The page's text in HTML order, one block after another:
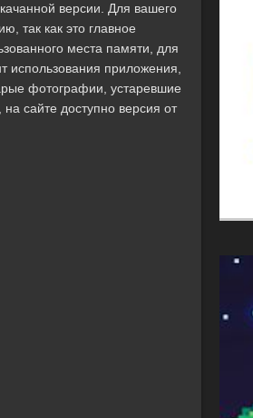
версии. Для вашего
так как это главное
места памяти, для
приложения,
фотографии, устаревшие
сайте доступно версия от